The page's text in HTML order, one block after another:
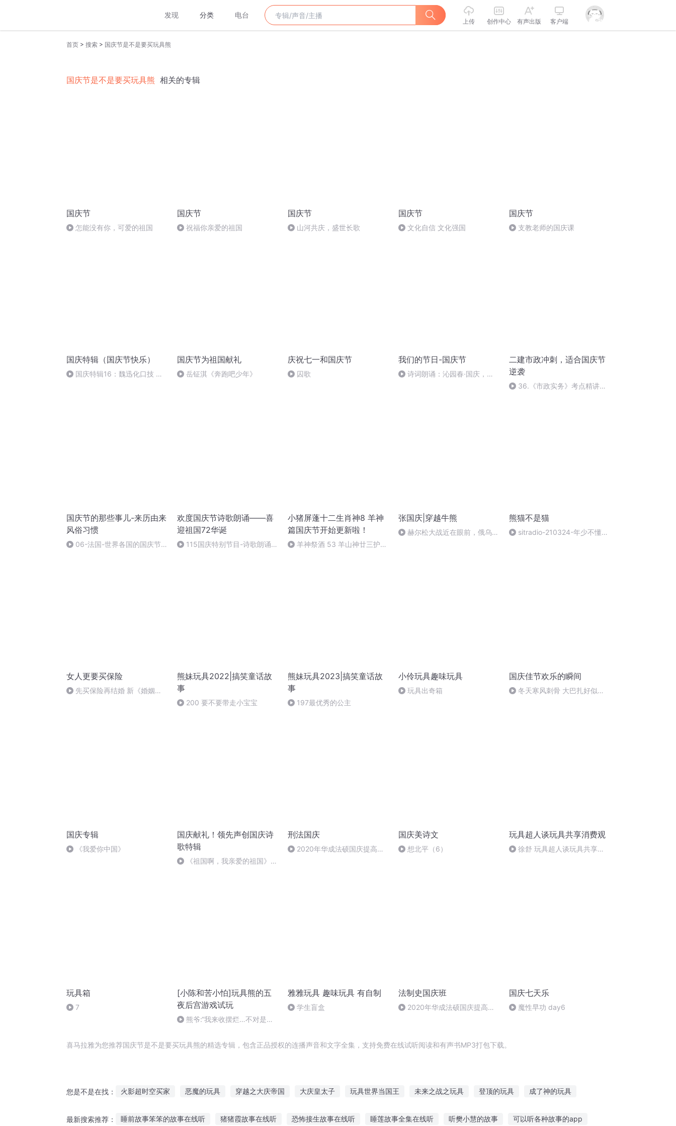
发现 分类 电台
上传 创作中心 有声出版 客户端
首页 > 搜索 > 国庆节是不是要买玩具熊
国庆节是不是要买玩具熊 相关的专辑
国庆节
怎能没有你，可爱的祖国
国庆节
祝福你亲爱的祖国
国庆节
山河共庆，盛世长歌
国庆节
文化自信 文化强国
国庆节
支教老师的国庆课
国庆特辑（国庆节快乐）
国庆特辑16：魏迅化口技 二
国庆节为祖国献礼
岳钲淇《奔跑吧少年》
庆祝七一和国庆节
囚歌
我们的节日-国庆节
诗词朗诵：沁园春·国庆，朗
二建市政冲刺，适合国庆节
逆袭
36.《市政实务》考点精讲第
国庆节的那些事儿-来历由来
风俗习惯
06-法国-世界各国的国庆节-
欢度国庆节诗歌朗诵——喜
迎祖国72华诞
115国庆特别节目-诗歌朗诵-
小猪屏蓬十二生肖神8 羊神
篇国庆节开始更新啦！
羊神祭酒 53 羊山神廿三护祭
张国庆|穿越牛熊
赫尔松大战近在眼前，俄乌冲
熊猫不是猫
sitradio-210324-年少不懂吕
女人更要买保险
先买保险再结婚 新《婚姻
熊妹玩具2022|搞笑童话故
事
200 要不要带走小宝宝
熊妹玩具2023|搞笑童话故
事
197最优秀的公主
小伶玩具趣味玩具
玩具出奇箱
国庆佳节欢乐的瞬间
冬天寒风刺骨 大巴扎好似温
国庆专辑
《我爱你中国》
国庆献礼！领先声创国庆诗
歌特辑
《祖国啊，我亲爱的祖国》温
刑法国庆
2020年华成法硕国庆提高班
国庆美诗文
想北平（6）
玩具超人谈玩具共享消费观
徐舒 玩具超人谈玩具共享消
玩具箱
7
[小陈和苦小怕]玩具熊的五
夜后宫游戏试玩
熊爷:“我来收摆烂…不对是电
第一代第3期
雅雅玩具 趣味玩具 有自制
学生盲盒
法制史国庆班
2020年华成法硕国庆提高班
国庆七天乐
魔性早功 day6
喜马拉雅为您推荐国庆节是不是要买玩具熊的精选专辑，包含正品授权的连播声音和文字全集，支持免费在线试听阅读和有声书MP3打包下载。
您是不是在找： 火影超时空买家 恶魔的玩具 穿越之大庆帝国 大庆皇太子 玩具世界当国王 未来之战之玩具 登顶的玩具 成了神的玩具
最新搜索推荐： 睡前故事笨笨的故事在线听 猪猪霞故事在线听 恐怖接生故事在线听 睡莲故事全集在线听 听樊小慧的故事 可以听各种故事的app